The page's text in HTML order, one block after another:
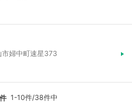
婦中町速星373
件 1-10件/38件中